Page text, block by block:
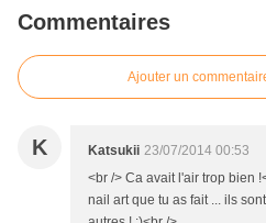
Commentaires
Ajouter un
K Katsukii 23/07/2014 00:53
<br /> Ca avait l'air trop bien
nail art que tu as fait ... ils